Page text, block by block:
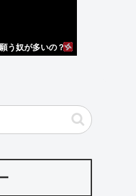
う奴が多いの？